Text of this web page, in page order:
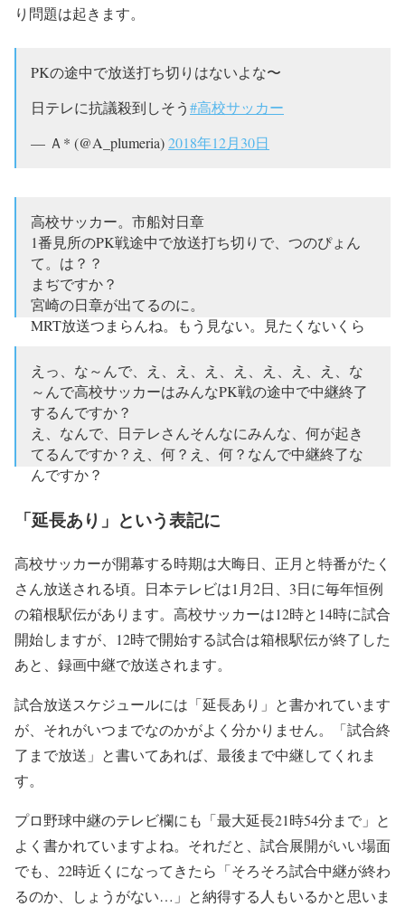
り問題は起きます。
PKの途中で放送打ち切りはないよな〜
日テレに抗議殺到しそう#高校サッカー
— Ａ* (@A_plumeria)2018年12月30日
高校サッカー。市船対日章
1番見所のPK戦途中で放送打ち切りで、つのぴょん
て。は？？
まぢですか？
宮崎の日章が出てるのに。
MRT放送つまらんね。もう見ない。見たくないくら
最後まで放送しなさいよ！
— chidorin…❤︎ (@chidorinrinn)2020年1月2日
えっ、な～んで、え、え、え、え、え、え、え、な
～んで高校サッカーはみんなPK戦の途中で中継終了
するんですか？
え、なんで、日テレさんそんなにみんな、何が起き
てるんですか？え、何？え、何？なんで中継終了な
んですか？
— Y.YANAGIHARA（누루포） (@nullpo_G_J_Yang)
2020年1月2日
「延長あり」という表記に
高校サッカーが開幕する時期は大晦日、正月と特番がたく
さん放送される頃。日本テレビは1月2日、3日に毎年恒例
の箱根駅伝があります。高校サッカーは12時と14時に試合
開始しますが、12時で開始する試合は箱根駅伝が終了した
あと、録画中継で放送されます。
試合放送スケジュールには「延長あり」と書かれています
が、それがいつまでなのかがよく分かりません。「試合終
了まで放送」と書いてあれば、最後まで中継してくれま
す。
プロ野球中継のテレビ欄にも「最大延長21時54分まで」と
よく書かれていますよね。それだと、試合展開がいい場面
でも、22時近くになってきたら「そろそろ試合中継が終わ
るのか、しょうがない…」と納得する人もいるかと思いま